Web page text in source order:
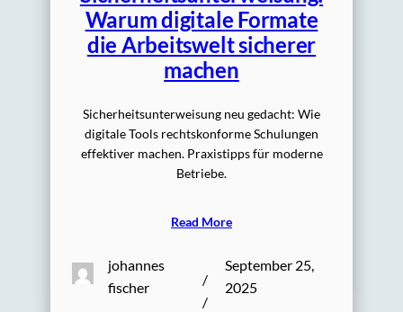
Warum digitale Formate
die Arbeitswelt sicherer
machen
Sicherheitsunterweisung neu gedacht: Wie
digitale Tools rechtskonforme Schulungen
effektiver machen. Praxistipps für moderne
Betriebe.
Read More
johannes
fischer
/
/
September 25,
2025